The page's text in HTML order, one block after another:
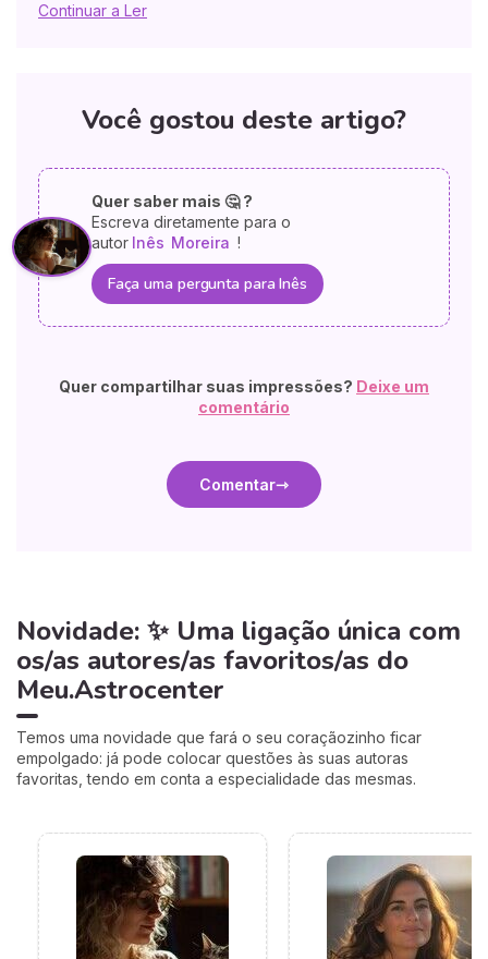
Continuar a Ler
Você gostou deste artigo?
Quer saber mais 🤔 ?
Escreva diretamente para o
autor Inês Moreira !
Faça uma pergunta para Inês
Quer compartilhar suas impressões? Deixe um
comentário
Comentar
Novidade: ✨ Uma ligação única com
os/as autores/as favoritos/as do
Meu.Astrocenter
Temos uma novidade que fará o seu coraçãozinho ficar
empolgado: já pode colocar questões às suas autoras
favoritas, tendo em conta a especialidade das mesmas.